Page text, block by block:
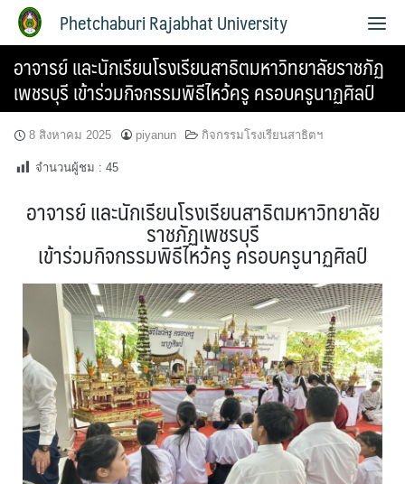
Phetchaburi Rajabhat University
อาจารย์ และนักเรียนโรงเรียนสาธิตมหาวิทยาลัยราชภัฏ
เพชรบุรี เข้าร่วมกิจกรรมพิธีไหว้ครู ครอบครูนาฏศิลป์
8 สิงหาคม 2025 piyanun กิจกรรมโรงเรียนสาธิตฯ
จำนวนผู้ชม : 45
อาจารย์ และนักเรียนโรงเรียนสาธิตมหาวิทยาลัย
ราชภัฏเพชรบุรี
เข้าร่วมกิจกรรมพิธีไหว้ครู ครอบครูนาฏศิลป์